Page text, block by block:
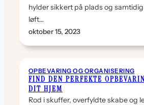
hylder sikkert på plads og
løft…
oktober 15, 2023
OPBEVARING OG ORGANISERING
FIND DEN PERFEKTE
DIT HJEM
Rod i skuffer, overfyldte skabe og